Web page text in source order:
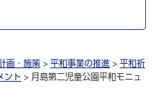
画・施策 > 平和事業の推進 > 平和祈
ント > 月島第二児童公園平和モニュ